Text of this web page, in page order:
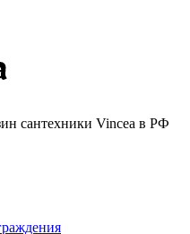
сантехники Vincea в РФ